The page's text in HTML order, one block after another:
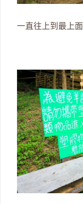
一直往上到最上